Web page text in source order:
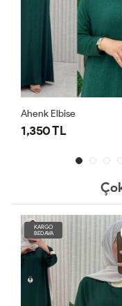
Ahenk Elbise
1,350 TL
KARGO
BEDAVA